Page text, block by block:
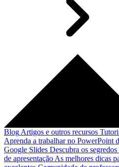
Blog Artigos e outros recursos
Aprenda a trabalhar no PowerPoint
Google Slides Descubra os
de apresentação As melhores dicas